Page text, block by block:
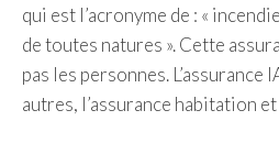
qui est l’acronyme de : «
de toutes natures ». Cette
pas les personnes. L’assurance
autres, l’assurance habitation